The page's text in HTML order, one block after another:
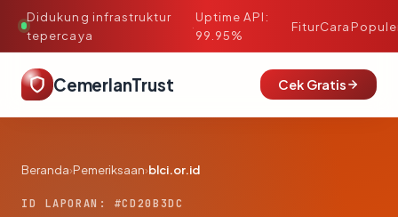
Didukung infrastruktur
tepercaya
·
Uptime API:
99.95%
FiturCara
CemerlanTrust Cek Gratis
Beranda›Pemeriksaan›blci.or.id
ID LAPORAN: #CD20B3DC